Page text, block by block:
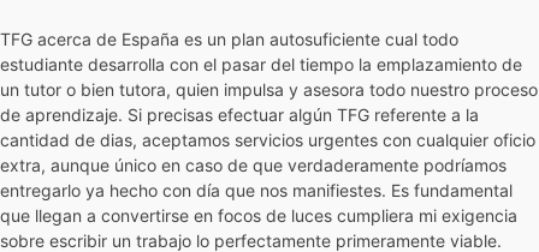
TFG acerca de España es un plan autosuficiente cual todo
estudiante desarrolla con el pasar del tiempo la emplazamiento de
un tutor o bien tutora, quien impulsa y asesora todo nuestro proceso
de aprendizaje. Si precisas efectuar algún TFG referente a la
cantidad de dias, aceptamos servicios urgentes con cualquier oficio
extra, aunque único en caso de que verdaderamente podrí­amos
entregarlo ya hecho con día que nos manifiestes. Es fundamental
que llegan a convertirse en focos de luces cumpliera mi exigencia
sobre escribir un trabajo lo perfectamente primeramente viable.